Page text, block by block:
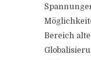
Bereich